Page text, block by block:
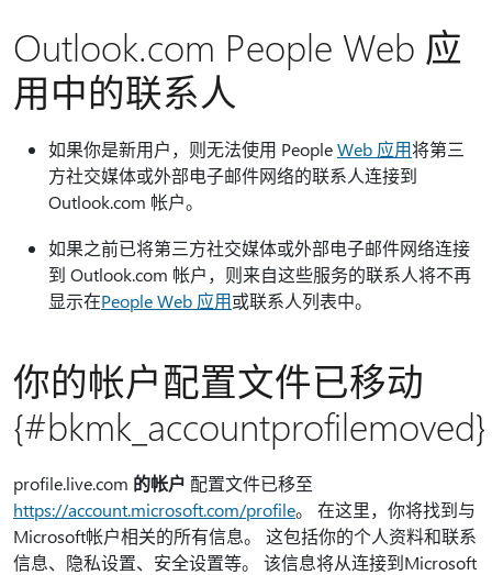
Outlook.com People Web 应
用中的联系人
如果你是新用户，则无法使用 PeopleWeb 应用将第三
方社交媒体或外部电子邮件网络的联系人连接到
Outlook.com 帐户。
如果之前已将第三方社交媒体或外部电子邮件网络连接
到 Outlook.com 帐户，则来自这些服务的联系人将不再
显示在People Web 应用或联系人列表中。
你的帐户配置文件已移动
{#bkmk_accountprofilemoved}
profile.live.com 的帐户 配置文件已移至
https://account.microsoft.com/profile。 在这里，你将找到与
Microsoft帐户相关的所有信息。 这包括你的个人资料和联系
信息、隐私设置、安全设置等。 该信息将从连接到Microsoft